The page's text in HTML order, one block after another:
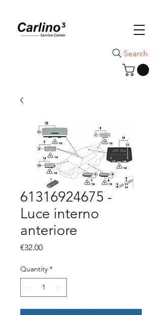
Search
61316924675 -
Luce interno
anteriore
€32.00Price
Quantity *